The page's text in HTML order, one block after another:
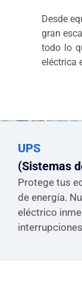
Desde
gran
todo lo
eléctrica
UPS
(Sistemas
Protege tus
de energía.
eléctrico